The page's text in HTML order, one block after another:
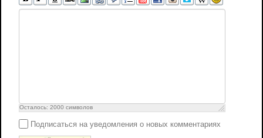
Осталось: 2000 символов
Подписаться на уведомления о новых комментариях